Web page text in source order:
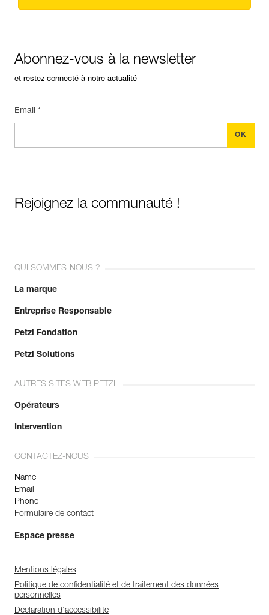
Abonnez-vous à la newsletter
et restez connecté à notre actualité
Email *
Rejoignez la communauté !
QUI SOMMES-NOUS ?
La marque
Entreprise Responsable
Petzl Fondation
Petzl Solutions
AUTRES SITES WEB PETZL
Opérateurs
Intervention
CONTACTEZ-NOUS
Name
Email
Phone
Formulaire de contact
Espace presse
Mentions légales
Politique de confidentialité et de traitement des données
personnelles
Déclaration d'accessibilité